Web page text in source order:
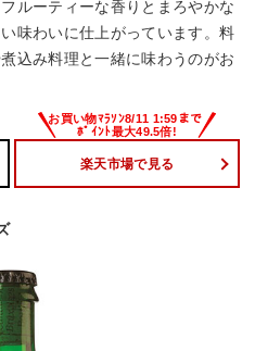
ルーティーな香りとまろやかな
味わいに仕上がっています。料
込み料理と一緒に味わうのがお
楽天市場で見る